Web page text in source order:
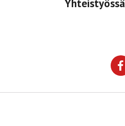
Yhteistyössä